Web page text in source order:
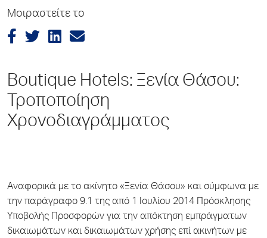
Μοιραστείτε το
Boutique Hotels: Ξενία Θάσου:
Τροποποίηση
Χρονοδιαγράμματος
Αναφορικά με το ακίνητο «Ξενία Θάσου» και σύμφωνα με
την παράγραφο 9.1 της από 1 Ιουλίου 2014 Πρόσκλησης
Υποβολής Προσφορών για την απόκτηση εμπράγματων
δικαιωμάτων και δικαιωμάτων χρήσης επί ακινήτων με